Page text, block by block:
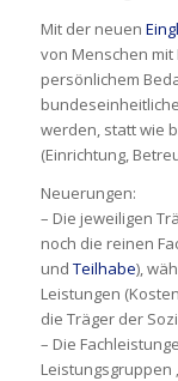
Mit der neuen
von Menschen
persönlichem
werden, statt wie
(Einrichtung,
Neuerungen:
– Die jeweiligen
noch die reinen
und Teilhabe),
Leistungen
die Träger der
– Die
Leistungsgruppen